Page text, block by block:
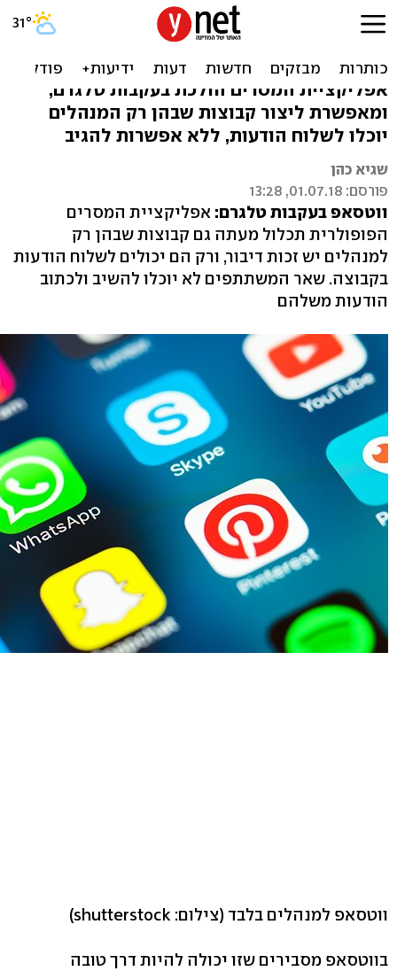
ווטסאפ מציגה: שמור
למנהלים בלבד
אפליקציית המסרים הולכת בעקבות טלגרם,
ומאפשרת ליצור קבוצות שבהן רק המנהלים
יוכלו לשלוח הודעות, ללא אפשרות להגיב
שגיא כהן
פורסם: 01.07.18, 13:28
ווטסאפ בעקבות טלגרם: אפליקציית המסרים
הפופולרית תכלול מעתה גם קבוצות שבהן רק
למנהלים יש זכות דיבור, ורק הם יכולים לשלוח הודעות
בקבוצה. שאר המשתתפים לא יוכלו להשיב ולכתוב
הודעות משלהם
ווטסאפ למנהלים בלבד (צילום: shutterstock)
בווטסאפ מסבירים שזו יכולה להיות דרך טובה